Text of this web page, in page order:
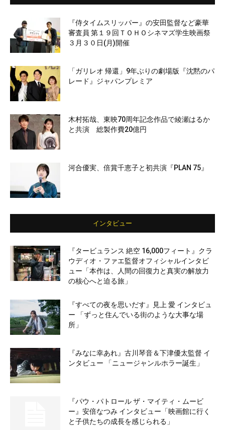
『侍タイムスリッパー』の安田監督など豪華
審査員 第１９回ＴＯＨＯシネマズ学生映画祭
３月３０日(月)開催
「ガリレオ 帰還」9年ぶりの劇場版『沈黙のパ
レード』ジャパンプレミア
木村拓哉、東映70周年記念作品で綾瀬はるか
と共演 総製作費20億円
河合優実、倍賞千恵子と初共演『PLAN 75』
インタビュー
『タービュランス 絶空 16,000フィート』クラ
ウディオ・ファエ監督オフィシャルインタビ
ュー「本作は、人間の回復力と真実の解放力
の核心へと迫る旅」
『すべての夜を思いだす』見上 愛 インタビュ
ー 「ずっと住んでいる街のような大事な場
所」
『みなに幸あれ』古川琴音＆下津優太監督 イ
ンタビュー 「ニュージャンルホラー誕生」
『パウ・パトロール ザ・マイティ・ムービ
ー』安倍なつみ インタビュー「映画館に行く
と子供たちの成長を感じられる」